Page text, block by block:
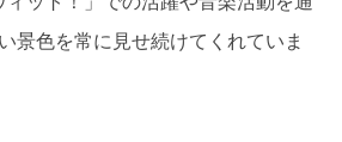
景色を常に見せ続けてくれていま